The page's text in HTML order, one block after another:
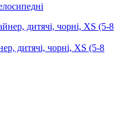
дитячі, чорні, XS (5-8